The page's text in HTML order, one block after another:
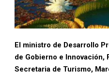
El ministro de Desarrollo
de Gobierno e Innovación,
Secretaria de Turismo,